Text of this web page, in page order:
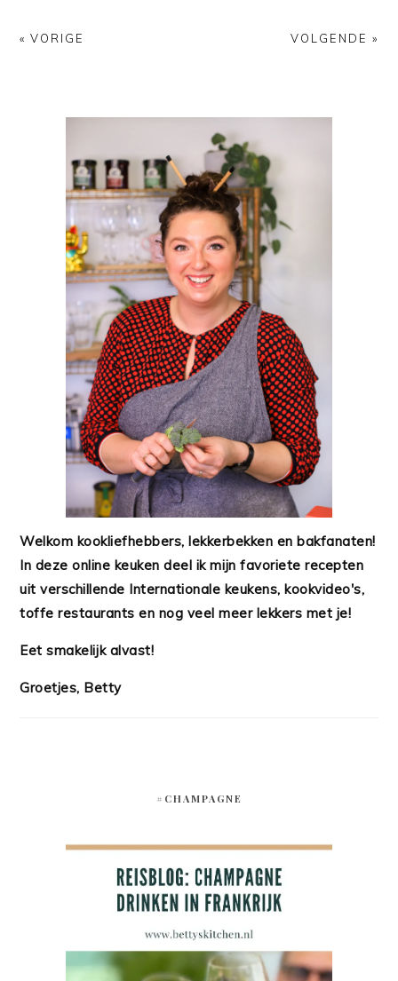
« VORIGE VOLGENDE »
Welkom kookliefhebbers, lekkerbekken en bakfanaten!
In deze online keuken deel ik mijn favoriete recepten
uit verschillende Internationale keukens, kookvideo's,
toffe restaurants en nog veel meer lekkers met je!
Eet smakelijk alvast!
Groetjes, Betty
#CHAMPAGNE